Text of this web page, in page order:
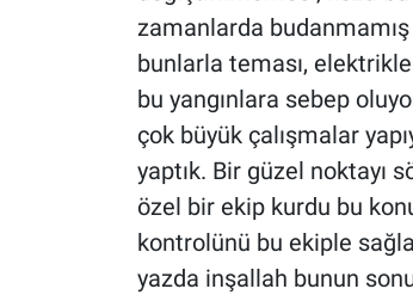
zamanlarda
bunlarla teması,
bu yangınlara sebep
çok büyük çalışmalar
yaptık. Bir güzel noktayı
özel bir ekip kurdu bu
kontrolünü bu ekiple
yazda inşallah bunun